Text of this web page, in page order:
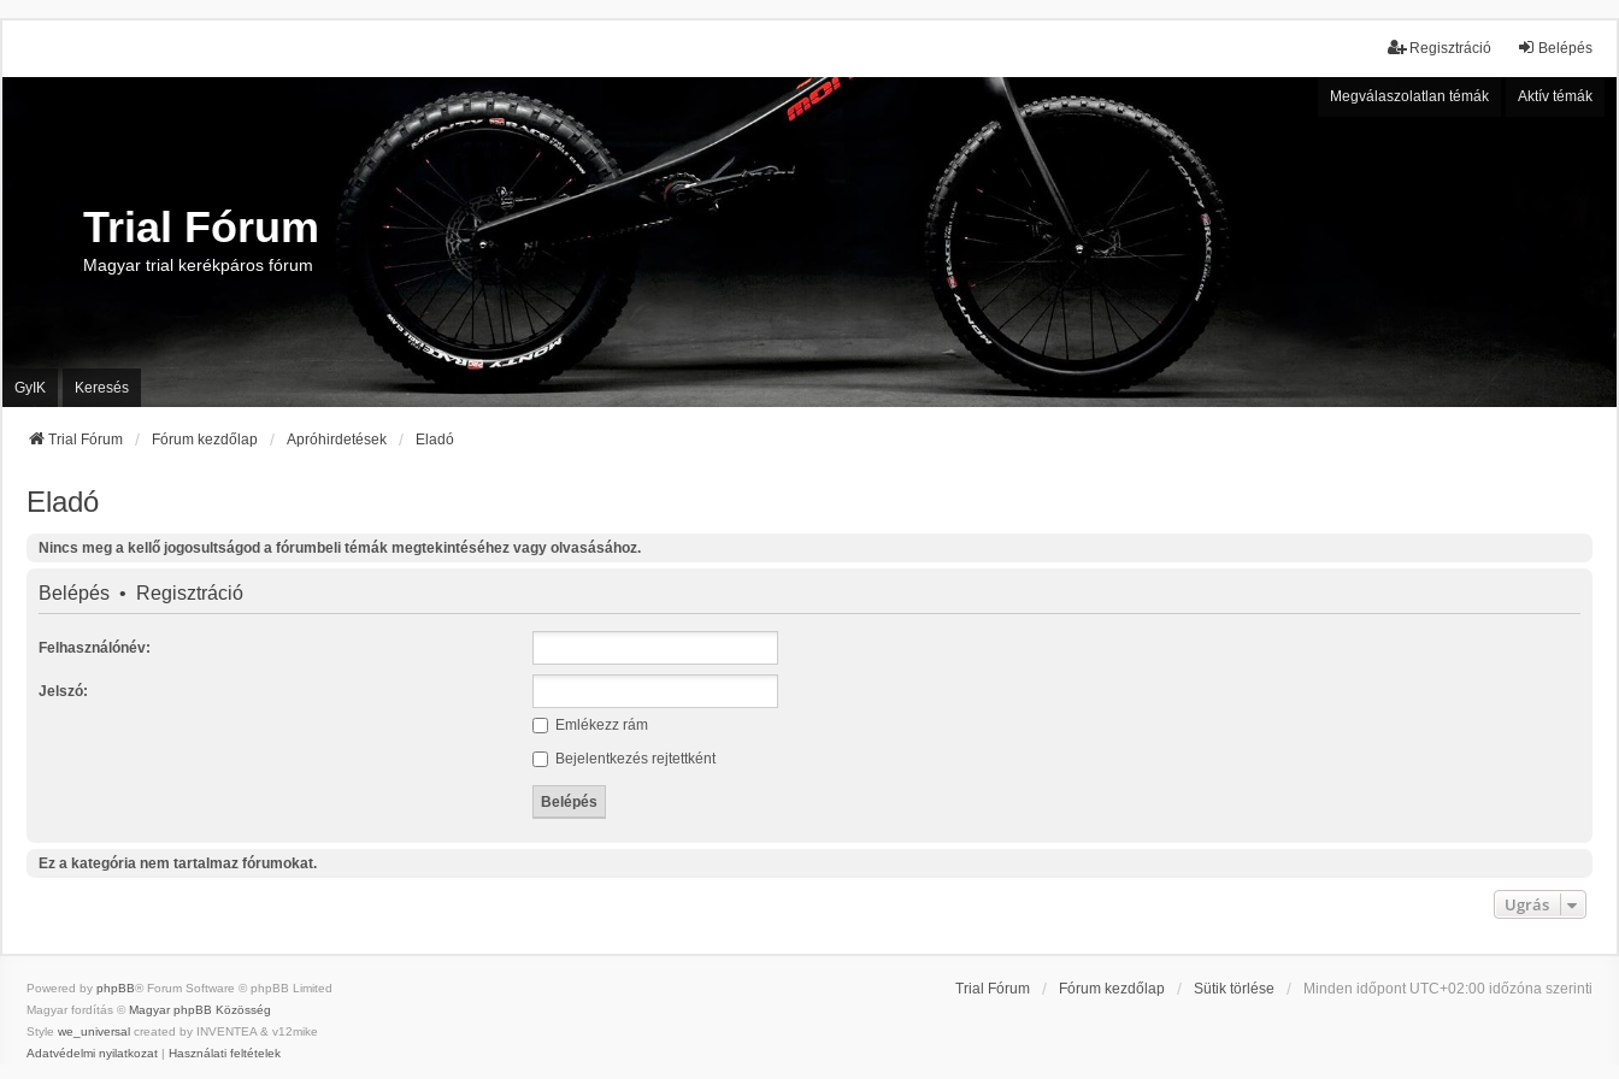
Belépés
Regisztráció
Megválaszolatlan témák Aktív témák
Trial Fórum
Magyar trial kerékpáros fórum
GyIK Keresés
Trial Fórum Fórum kezdőlap Apróhirdetések Eladó
Eladó
Nincs meg a kellő jogosultságod a fórumbeli témák megtekintéséhez vagy olvasásához.
Belépés • Regisztráció
Felhasználónév:
Jelszó:
Emlékezz rám
Bejelentkezés rejtettként
Ez a kategória nem tartalmaz fórumokat.
Ugrás
Trial Fórum Fórum kezdőlap Sütik törlése Minden időpont UTC+02:00 időzóna szerinti
Powered by phpBB® Forum Software © phpBB Limited
Magyar fordítás © Magyar phpBB Közösség
Style we_universal created by INVENTEA & v12mike
Adatvédelmi nyilatkozat
Használati feltételek